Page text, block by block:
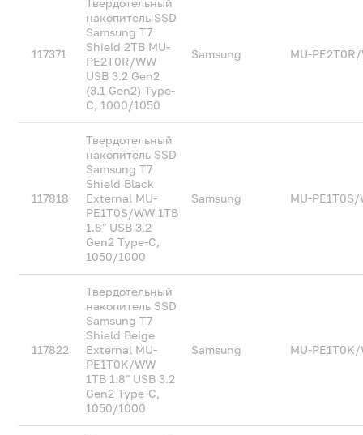
117371
Твердотельный
накопитель SSD
Samsung T7
Shield 2TB MU-
PE2T0R/WW
USB 3.2 Gen2
(3.1 Gen2) Type-
C, 1000/1050
Samsung MU-
117818
Твердотельный
накопитель SSD
Samsung T7
Shield Black
External MU-
PE1T0S/WW 1TB
1.8" USB 3.2
Gen2 Type-C,
1050/1000
Samsung MU-PE1T0S/
117822
Твердотельный
накопитель SSD
Samsung T7
Shield Beige
External MU-
PE1T0K/WW
1TB 1.8" USB 3.2
Gen2 Type-C,
1050/1000
Samsung MU-PE1T0K/